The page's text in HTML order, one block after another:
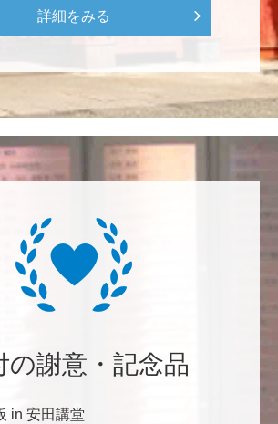
ンカレ優勝目指して頑張ってくださ
ともに、障害のある方の苦労がよく理
なりました。パンフに出ている「重た
ア化あるいは開閉しやすい折り戸化」
、身近なことでやらなければならない
る学生や研究者の活躍応援基金>
詳細をみる
の謝意・記念品
in 安田講堂